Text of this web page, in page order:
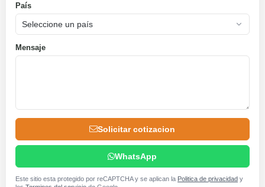
País
Mensaje
Solicitar cotizacion
WhatsApp
Este sitio esta protegido por reCAPTCHA y se aplican la Politica de privacidad y